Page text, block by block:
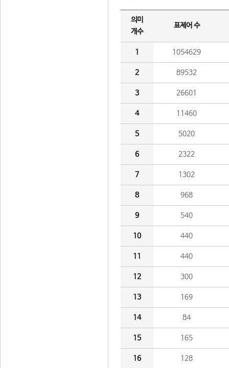
의미
개수
표제어 수
1 1054629
2 89532
3 26601
4 11460
5 5020
6 2322
7 1302
8 968
9 540
10 440
11 440
12 300
13 169
14 84
15 165
16 128